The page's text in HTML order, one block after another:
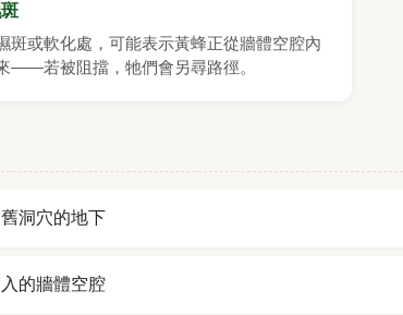
斑或軟化處，可能表示黃蜂正從牆體空腔內
——若被阻擋，牠們會另尋路徑。
洞穴的地下
的牆體空腔